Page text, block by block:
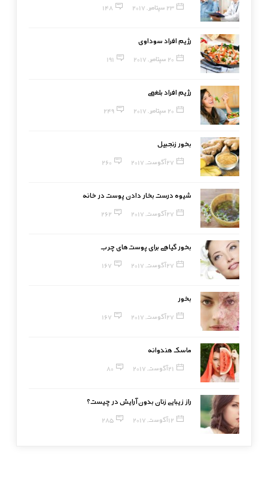
23 سپتامبر, 2017 148
رژیم افراد سوداوی
20 سپتامبر, 2017 191
رژیم افراد بلغمی
20 سپتامبر, 2017 249
بخور زنجبیل
27 آگوست, 2017 260
شیوه درست بخار دادن پوست در خانه
27 آگوست, 2017 262
بخور گیاهی برای پوست‌های چرب
27 آگوست, 2017 167
بخور
27 آگوست, 2017 167
ماسک هندوانه
21 آگوست, 2017 80
راز زیبایی زنان بدون آرایش در چیست؟
12 آگوست, 2017 285